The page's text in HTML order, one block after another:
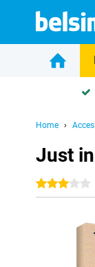
Home
Just
3